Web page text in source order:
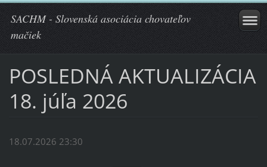
SACHM - Slovenská asociácia chovateľov
mačiek
POSLEDNÁ AKTUALIZÁCIA
18. júľa 2026
18.07.2026 23:30